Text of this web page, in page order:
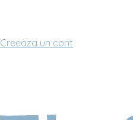
Creeaza un cont